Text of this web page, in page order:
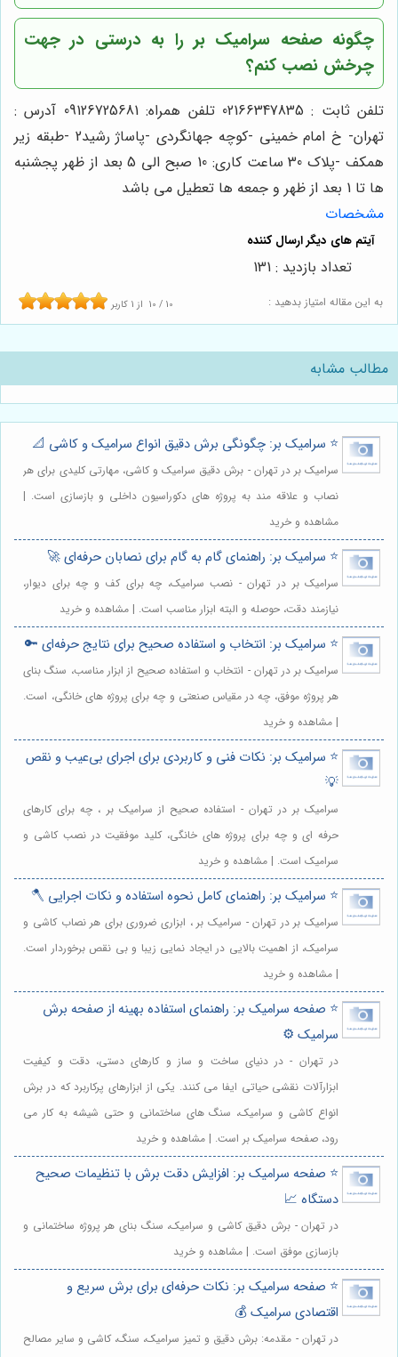
چگونه صفحه سرامیک بر را به درستی در جهت
چرخش نصب کنم؟
تلفن ثابت : 02166347835 تلفن همراه: 09126725681 آدرس :
تهران- خ امام خمینی -کوچه جهانگردی -پاساژ رشید2 -طبقه زیر
همکف -پلاک 30 ساعت کاری: 10 صبح الی 5 بعد از ظهر پجشنبه
ها تا 1 بعد از ظهر و جمعه ها تعطیل می باشد
مشخصات
به این مقاله امتیاز بدهید : 10 / 10 از 1 کاربر
تعداد بازدید : 131
مطالب مشابه
⭐️ سرامیک بر: چگونگی برش دقیق انواع سرامیک و کاشی 📐
سرامیک بر در تهران - برش دقیق سرامیک و کاشی، مهارتی کلیدی برای هر
نصاب و علاقه مند به پروژه های دکوراسیون داخلی و بازسازی است. |
مشاهده و خرید
⭐️ سرامیک بر: راهنمای گام به گام برای نصابان حرفه‌ای 🚀
سرامیک بر در تهران - نصب سرامیک، چه برای کف و چه برای دیوار،
نیازمند دقت، حوصله و البته ابزار مناسب است. | مشاهده و خرید
⭐️ سرامیک بر: انتخاب و استفاده صحیح برای نتایج حرفه‌ای 🔑
سرامیک بر در تهران - انتخاب و استفاده صحیح از ابزار مناسب، سنگ بنای
هر پروژه موفق، چه در مقیاس صنعتی و چه برای پروژه های خانگی، است.
| مشاهده و خرید
⭐️ سرامیک بر: نکات فنی و کاربردی برای اجرای بی‌عیب و نقص
💡
سرامیک بر در تهران - استفاده صحیح از سرامیک بر ، چه برای کارهای
حرفه ای و چه برای پروژه های خانگی، کلید موفقیت در نصب کاشی و
سرامیک است. | مشاهده و خرید
⭐️ سرامیک بر: راهنمای کامل نحوه استفاده و نکات اجرایی 🪓
سرامیک بر در تهران - سرامیک بر ، ابزاری ضروری برای هر نصاب کاشی و
سرامیک، از اهمیت بالایی در ایجاد نمایی زیبا و بی نقص برخوردار است.
| مشاهده و خرید
⭐️ صفحه سرامیک بر: راهنمای استفاده بهینه از صفحه برش
سرامیک ⚙️
در تهران - در دنیای ساخت و ساز و کارهای دستی، دقت و کیفیت
ابزارآلات نقشی حیاتی ایفا می کنند. یکی از ابزارهای پرکاربرد که در برش
انواع کاشی و سرامیک، سنگ های ساختمانی و حتی شیشه به کار می
رود، صفحه سرامیک بر است. | مشاهده و خرید
⭐️ صفحه سرامیک بر: افزایش دقت برش با تنظیمات صحیح
دستگاه 📈
در تهران - برش دقیق کاشی و سرامیک، سنگ بنای هر پروژه ساختمانی و
بازسازی موفق است. | مشاهده و خرید
⭐️ صفحه سرامیک بر: نکات حرفه‌ای برای برش سریع و
اقتصادی سرامیک 💰
در تهران - مقدمه: برش دقیق و تمیز سرامیک، سنگ، کاشی و سایر مصالح